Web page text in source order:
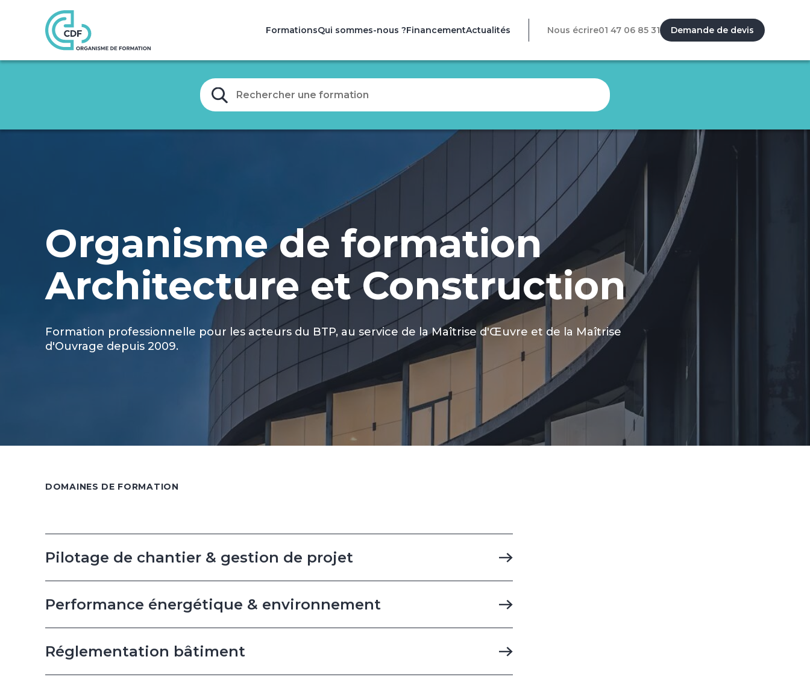
FormationsQui sommes-nous ?FinancementActualités Nous écrire01 47 06 85 31 Demande de devis
Organisme de formation
Architecture et Construction
Formation professionnelle pour les acteurs du BTP, au service de la Maîtrise d'Œuvre et de la Maîtrise
d'Ouvrage depuis 2009.
DOMAINES DE FORMATION
Pilotage de chantier & gestion de projet
Performance énergétique & environnement
Réglementation bâtiment